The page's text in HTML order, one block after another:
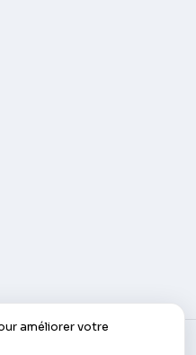
améliorer votre